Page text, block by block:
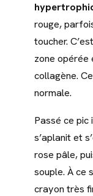
rouge,
toucher.
zone opérée
collagène.
normale.
Passé ce
s’aplanit et
rose pâle,
souple. À ce
crayon très